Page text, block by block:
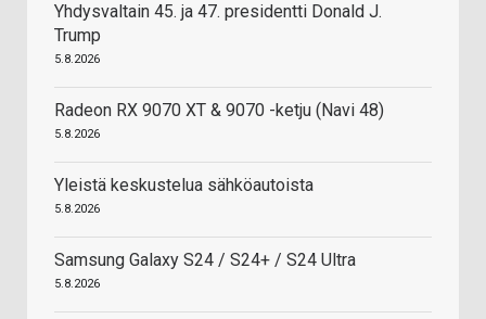
Yhdysvaltain 45. ja 47. presidentti Donald J.
Trump
5.8.2026
Radeon RX 9070 XT & 9070 -ketju (Navi 48)
5.8.2026
Yleistä keskustelua sähköautoista
5.8.2026
Samsung Galaxy S24 / S24+ / S24 Ultra
5.8.2026